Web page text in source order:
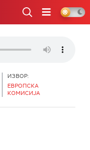
ИЗВОР:
ЕВРОПСКА
КОМИСИЈА